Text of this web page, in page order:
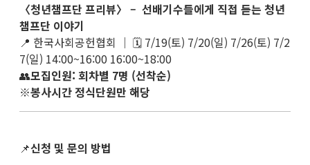
〈청년챔프단 프리뷰〉 – 선배기수들에게 직접 듣는 청년
챔프단 이야기
📍 한국사회공헌협회 ｜ 🗓 7/19(토) 7/20(일) 7/26(토) 7/2
7(일) 14:00~16:00 16:00~18:00
👥모집인원: 회차별 7명 (선착순)
※봉사시간 정식단원만 해당
📌신청 및 문의 방법